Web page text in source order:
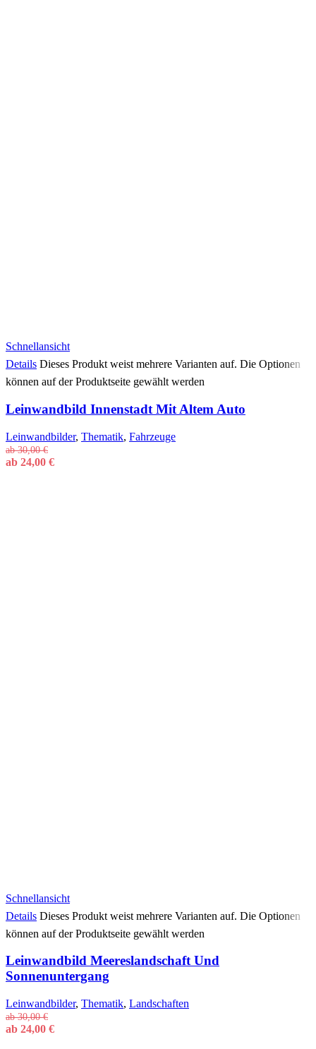
Schnellansicht
Details Dieses Produkt weist mehrere Varianten auf. Die Optionen
können auf der Produktseite gewählt werden
Leinwandbild Innenstadt Mit Altem Auto
Leinwandbilder, Thematik, Fahrzeuge
ab30,00€
ab 24,00 €
Schnellansicht
Details Dieses Produkt weist mehrere Varianten auf. Die Optionen
können auf der Produktseite gewählt werden
Leinwandbild Meereslandschaft Und
Sonnenuntergang
Leinwandbilder, Thematik, Landschaften
ab30,00€
ab 24,00 €